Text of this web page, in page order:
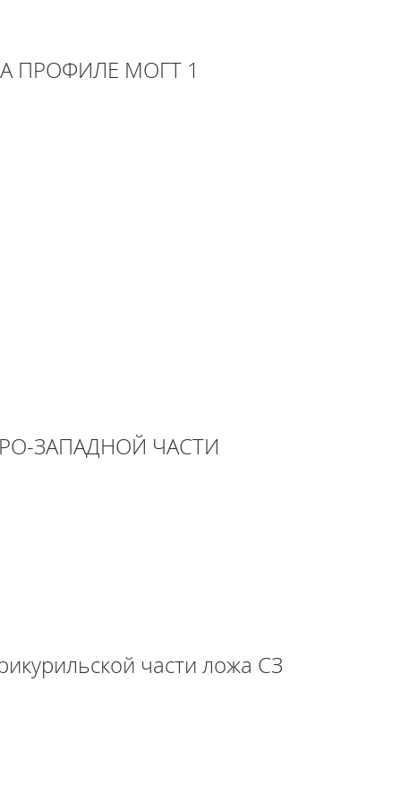
ПРОФИЛЕ МОГТ 1
ЗАПАДНОЙ ЧАСТИ
части ложа СЗ